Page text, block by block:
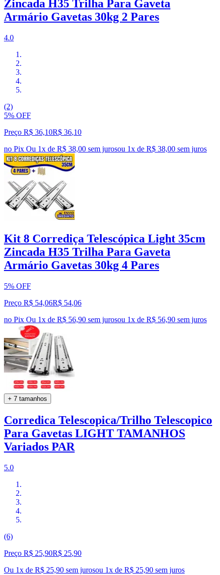
Zincada H35 Trilha Para Gaveta
Armário Gavetas 30kg 2 Pares
4.0
(2)
5% OFF
Preço R$ 36,10R$ 36,10
no Pix Ou 1x de R$ 38,00 sem jurosou 1x de R$ 38,00 sem juros
Kit 8 Corrediça Telescópica Light 35cm
Zincada H35 Trilha Para Gaveta
Armário Gavetas 30kg 4 Pares
5% OFF
Preço R$ 54,06R$ 54,06
no Pix Ou 1x de R$ 56,90 sem jurosou 1x de R$ 56,90 sem juros
+ 7 tamanhos
Corredica Telescopica/Trilho Telescopico
Para Gavetas LIGHT TAMANHOS
Variados PAR
5.0
(6)
Preço R$ 25,90R$ 25,90
Ou 1x de R$ 25,90 sem jurosou 1x de R$ 25,90 sem juros